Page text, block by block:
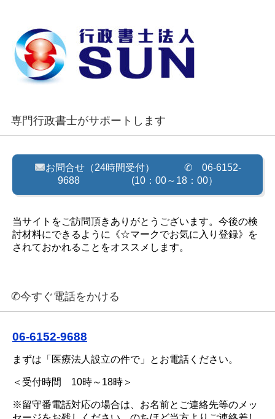
専門行政書士がサポートします
お問合せ（24時間受付） ✆ 06-6152-
9688 (10：00～18：00）
当サイトをご訪問頂きありがとうございます。今後の検
討材料にできるように《☆マークでお気に入り登録》を
されておかれることをオススメします。
✆今すぐ電話をかける
06-6152-9688
まずは「医療法人設立の件で」とお電話ください。
＜受付時間 10時～18時＞
※留守番電話対応の場合は、お名前とご連絡先等のメッ